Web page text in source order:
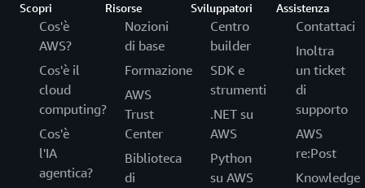
Scopri
Cos'è
AWS?
Cos'è il
cloud
computing?
Cos'è
l'IA
agentica?
Risorse
Nozioni
di base
Formazione
AWS
Trust
Center
Biblioteca
di
Sviluppatori
Centro
builder
SDK e
strumenti
.NET su
AWS
Python
su AWS
Assistenza
Contattaci
Inoltra
un ticket
di
supporto
AWS
re:Post
Knowledge